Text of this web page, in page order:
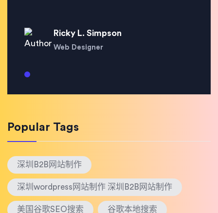
Ricky L. Simpson
Web Designer
Popular Tags
深圳B2B网站制作
深圳wordpress网站制作 深圳B2B网站制作
美国谷歌SEO搜索 谷歌本地搜索